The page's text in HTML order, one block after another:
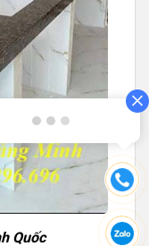
Quốc
với chúng tôi để được